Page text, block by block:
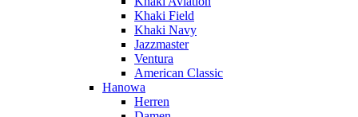
Khaki Field
Khaki Navy
Jazzmaster
Ventura
American Classic
Hanowa
Herren